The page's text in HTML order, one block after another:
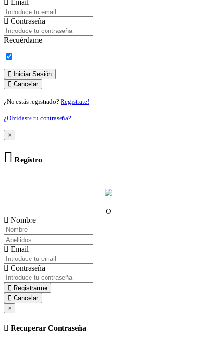
Email
Contraseña
Recuérdame
Iniciar Sesión
Cancelar
¿No estás registrado? Registrate!
¿Olvidaste tu contraseña?
×
Registro
O
Nombre
Email
Contraseña
Registrarme
Cancelar
×
Recuperar Contraseña